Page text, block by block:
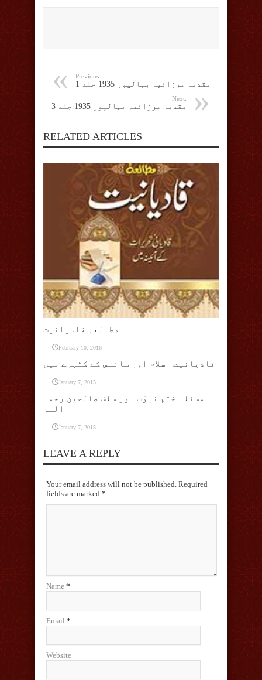
Previous:
مقدمہ مرزائیہ بہالپور 1935 جلد 1
Next:
مقدمہ مرزائیہ بہالپور 1935 جلد 3
RELATED ARTICLES
مطالعہ قادیانیت
February 10, 2016
قادیانیت اسلام اور سائنس کے کٹہرے میں
January 7, 2015
مسئلہ ختم نبوّت اور سلف صالحین رحمہ
اللہ
January 7, 2015
LEAVE A REPLY
Your email address will not be published. Required
fields are marked *
Name *
Email *
Website